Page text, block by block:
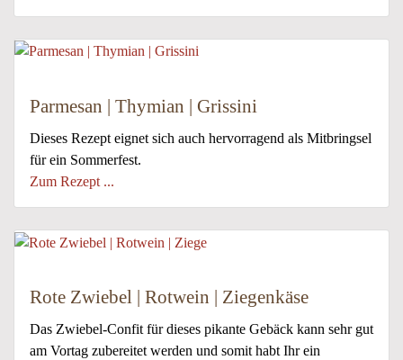
Parmesan | Thymian | Grissini
Dieses Rezept eignet sich auch hervorragend als Mitbringsel
für ein Sommerfest.
Zum Rezept ...
Rote Zwiebel | Rotwein | Ziegenkäse
Das Zwiebel-Confit für dieses pikante Gebäck kann sehr gut
am Vortag zubereitet werden und somit habt Ihr ein